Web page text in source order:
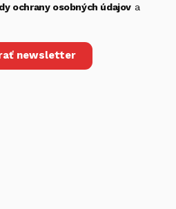
ochrany osobných údajova
newsletter